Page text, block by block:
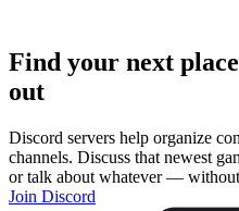
Find your next
out
Discord servers help organize
channels. Discuss that newest
or talk about whatever —
Join Discord